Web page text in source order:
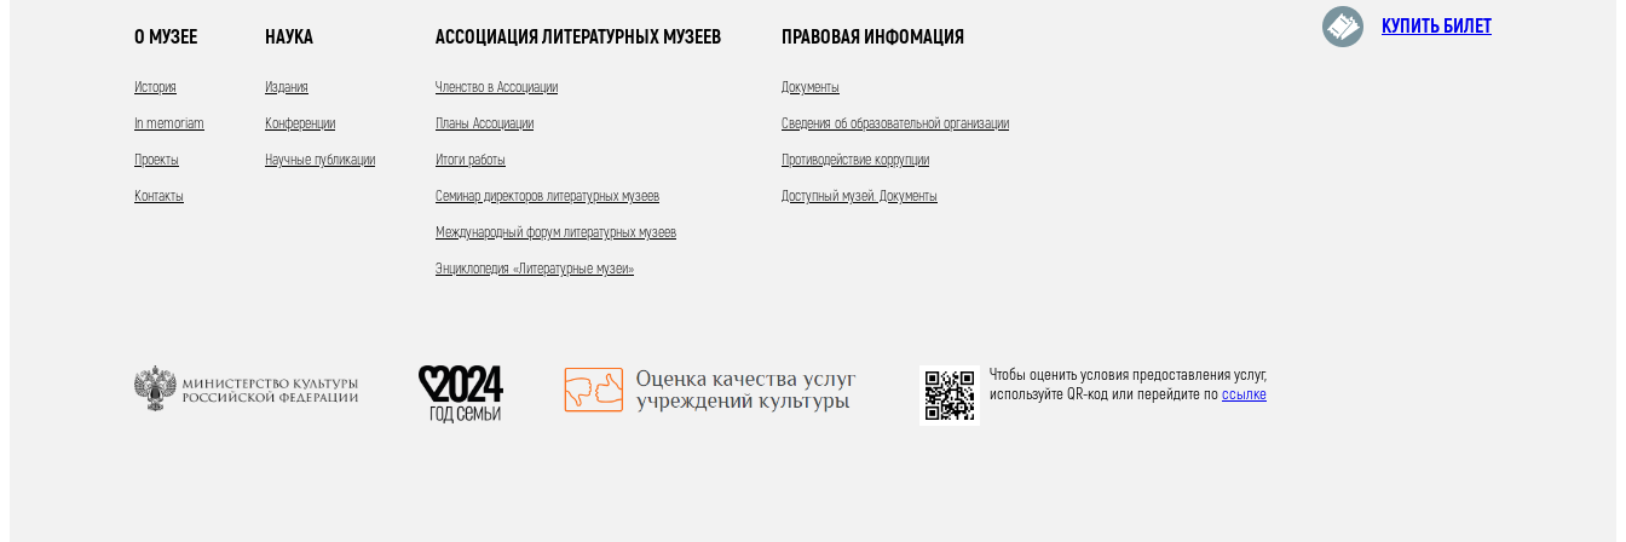
О МУЗЕЕ
История
In memoriam
Проекты
Контакты
НАУКА
Издания
Конференции
Научные публикации
АССОЦИАЦИЯ ЛИТЕРАТУРНЫХ МУЗЕЕВ
Членство в Ассоциации
Планы Ассоциации
Итоги работы
Семинар директоров литературных музеев
Международный форум литературных музеев
Энциклопедия «Литературные музеи»
ПРАВОВАЯ ИНФОМАЦИЯ
Документы
Сведения об образовательной организации
Противодействие коррупции
Доступный музей. Документы
КУПИТЬ БИЛЕТ
Чтобы оценить условия предоставления услуг,
используйте QR-код или перейдите поссылке